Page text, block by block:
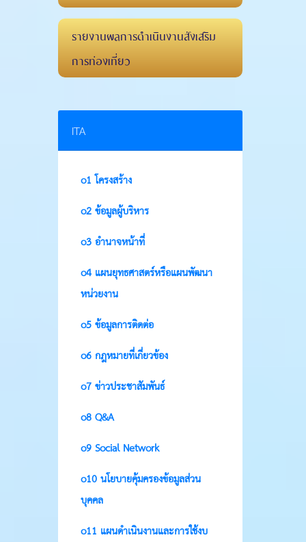
รายงานผลการดำเนินงานส่งเสริม
การท่องเที่ยว
ITA
o1 โครงสร้าง
o2 ข้อมูลผู้บริหาร
o3 อำนาจหน้าที่
o4 แผนยุทธศาสตร์หรือแผนพัฒนา
หน่วยงาน
o5 ข้อมูลการติดต่อ
o6 กฎหมายที่เกี่ยวข้อง
o7 ข่าวประชาสัมพันธ์
o8 Q&A
o9 Social Network
o10 นโยบายคุ้มครองข้อมูลส่วน
บุคคล
o11 แผนดำเนินงานและการใช้งบ